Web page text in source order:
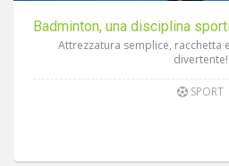
Badminton, una disciplina
Attrezzatura semplice, racchetta
divertente!
SPORT